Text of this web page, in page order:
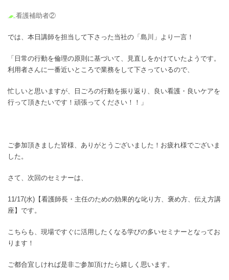
では、本日講師を担当して下さった当社の「島川」より一言！
「日常の行動を倫理の原則に基づいて、見直しをかけていたようです。
利用者さんに一番近いところで業務をして下さっているので、
忙しいと思いますが、日ごろの行動を振り返り、良い看護・良いケアを
行って頂きたいです！頑張ってください！！」
ご参加頂きました皆様、ありがとうございました！お疲れ様でございま
した。
さて、次回のセミナーは、
11/17(水)【看護師長・主任のための効果的な叱り方、褒め方、伝え方講
座】です。
こちらも、現場ですぐに活用したくなる学びの多いセミナーとなってお
ります！
ご都合宜しければ是非ご参加頂けたら嬉しく思います。